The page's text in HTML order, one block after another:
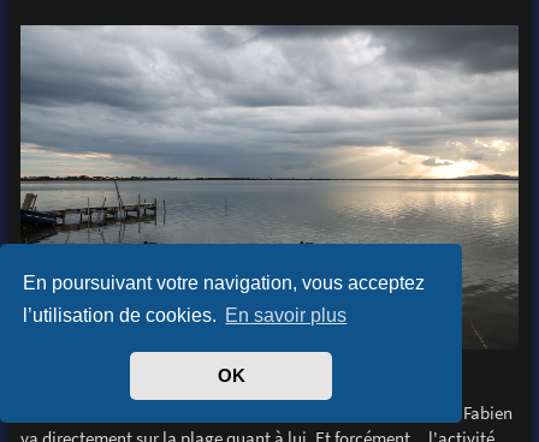
En poursuivant votre navigation, vous acceptez
l’utilisation de cookies. En savoir plus
OK
La pluie me pousse à me replacer + à l'est, 10min de route... Fabien